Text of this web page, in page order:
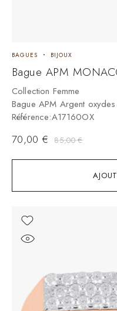
BAGUES BIJOUX
Bague APM
Collection Femme
Bague APM Argent oxydes
Référence:A17160OX
85,00€
70,00 €